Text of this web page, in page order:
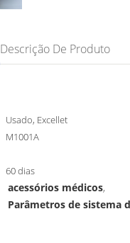
Descrição De Produto
Usado, Excellet
M1001A
60 dias
acessórios médicos,
Parâmetros de sistema